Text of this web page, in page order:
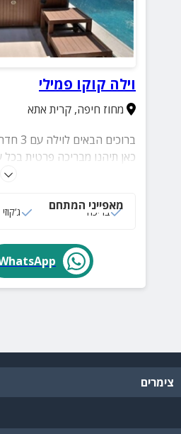
וילה קוקו פמילי
מחוז חיפה,קרית אתא
כאן תיהנו מבריכה פרטית
המחוממת והמגודרת שלנו
מאפייני המתחם
בריכה ג‘קוזי
צימרים